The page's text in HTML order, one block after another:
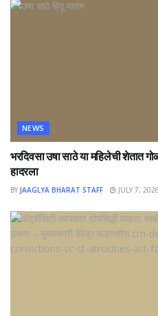
NEWS
भरदिवसा उषा साठे या महिलेची शेतात
हादरला
BY JAAGLYA BHARAT STAFF JULY 7, 2026